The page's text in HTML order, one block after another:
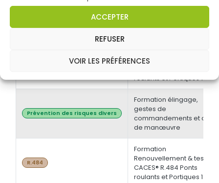
ACCEPTER
REFUSER
VOIR LES PRÉFÉRENCES
Manoeuvre -
Formation Initiale & tests
roulants et Portiques 1
Prévention des risques divers
Formation élingage,
gestes de
commandements et chef
de manœuvre
R.484
Formation
Renouvellement & tests
CACES® R.484 Ponts
roulants et Portiques 1